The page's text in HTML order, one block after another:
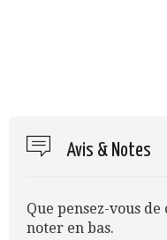
Avis & Notes
Que pensez-vous
noter en bas.